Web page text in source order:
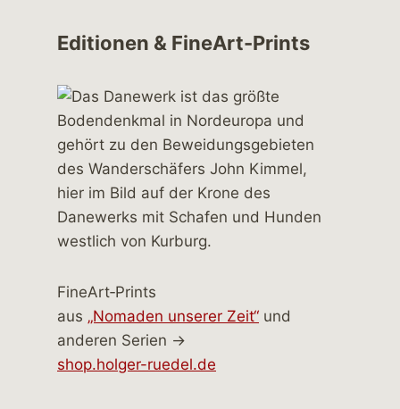
Editionen & FineArt-Prints
FineArt‑Prints
aus „Nomaden unserer Zeit“ und
anderen Serien →
shop.holger-ruedel.de